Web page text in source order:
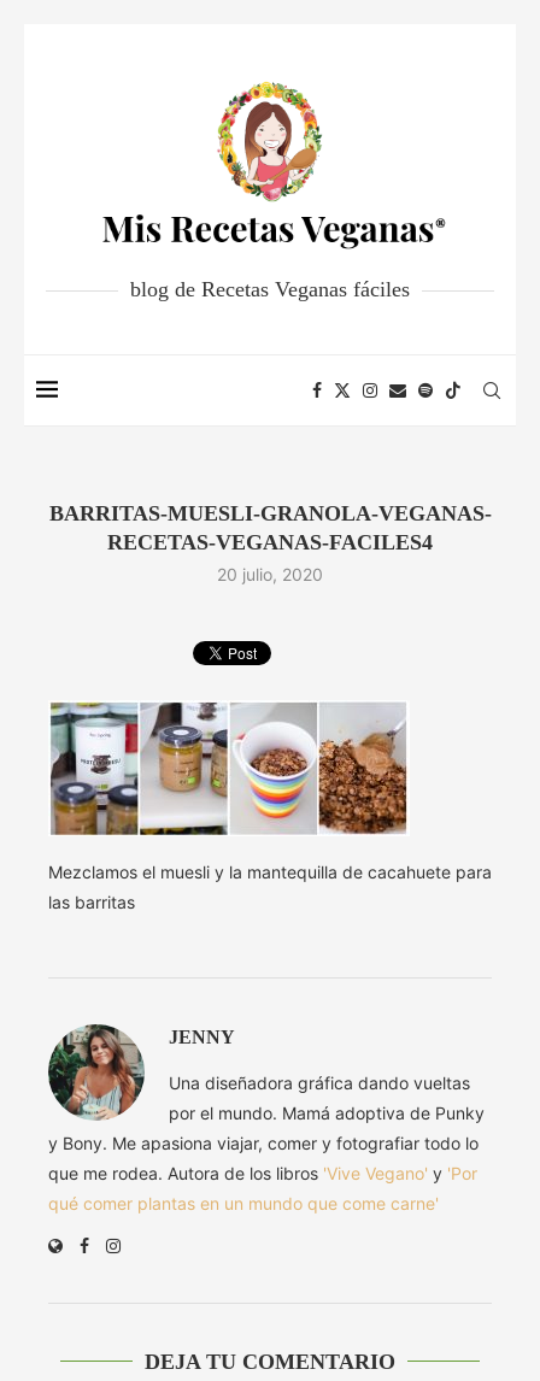
blog de Recetas Veganas fáciles
BARRITAS-MUESLI-GRANOLA-VEGANAS-
RECETAS-VEGANAS-FACILES4
20 julio, 2020
Mezclamos el muesli y la mantequilla de cacahuete para
las barritas
JENNY
Una diseñadora gráfica dando vueltas
por el mundo. Mamá adoptiva de Punky
y Bony. Me apasiona viajar, comer y fotografiar todo lo
que me rodea. Autora de los libros 'Vive Vegano' y 'Por
qué comer plantas en un mundo que come carne'
DEJA TU COMENTARIO